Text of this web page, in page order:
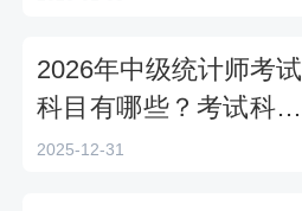
2026年中级统计师考试
科目有哪些？考试科目
设置与备考方向指南
2025-12-31